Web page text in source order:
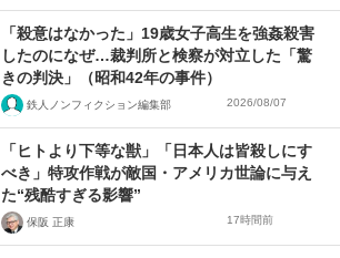
「殺意はなかった」19歳女子高生を強姦殺害
したのになぜ…裁判所と検察が対立した「驚
きの判決」（昭和42年の事件）
鉄人ノンフィクション編集部 2026/08/07
「ヒトより下等な獣」「日本人は皆殺しにす
べき」特攻作戦が敵国・アメリカ世論に与え
た“残酷すぎる影響”
保阪 正康 17時間前